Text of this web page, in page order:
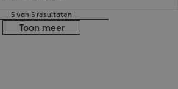
5 van 5 resultaten
Toon meer